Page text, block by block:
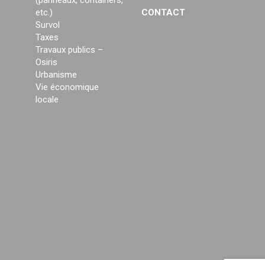
etc.)
Survol
Taxes
Travaux publics –
Osiris
Urbanisme
Vie économique
locale
CONTACT